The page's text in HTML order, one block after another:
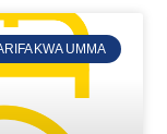
KWA UMMA